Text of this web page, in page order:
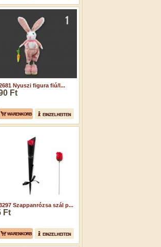
Nyuszi figura fiú/l...
Ft
Szappanrózsa szál p...
Ft